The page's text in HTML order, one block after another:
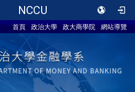
NCCU
首頁 政治大學 政大商學院 網站導覽